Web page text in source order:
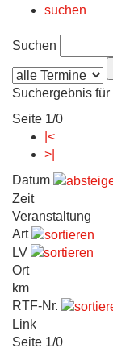
suchen
Suchen
Suchergebnis für
Seite 1/0
|<
>|
Datum
Zeit
Veranstaltung
Art
LV
Ort
km
RTF-Nr.
Link
Seite 1/0